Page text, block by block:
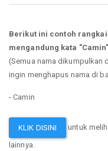
Berikut ini contoh
mengandung kata
(Semua nama dikumpulkan
ingin menghapus nama di
- Camin
KLIK DISINI untuk
lainnya.